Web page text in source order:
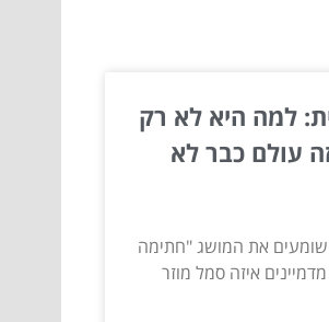
למה היא לא רק
עולם כבר לא
שומעים את המושג "חתימה
איזה סמל מוזר